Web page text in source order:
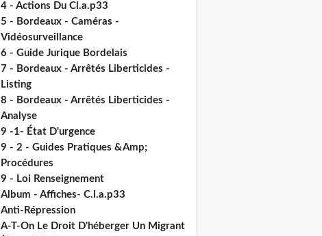
4 - Actions Du Cl.a.p33
5 - Bordeaux - Caméras -
Vidéosurveillance
6 - Guide Jurique Bordelais
7 - Bordeaux - Arrêtés Liberticides -
Listing
8 - Bordeaux - Arrêtés Liberticides -
Analyse
9 -1- État D'urgence
9 - 2 - Guides Pratiques &Amp;
Procédures
9 - Loi Renseignement
Album - Affiches- C.l.a.p33
Anti-Répression
A-T-On Le Droit D'héberger Un Migrant